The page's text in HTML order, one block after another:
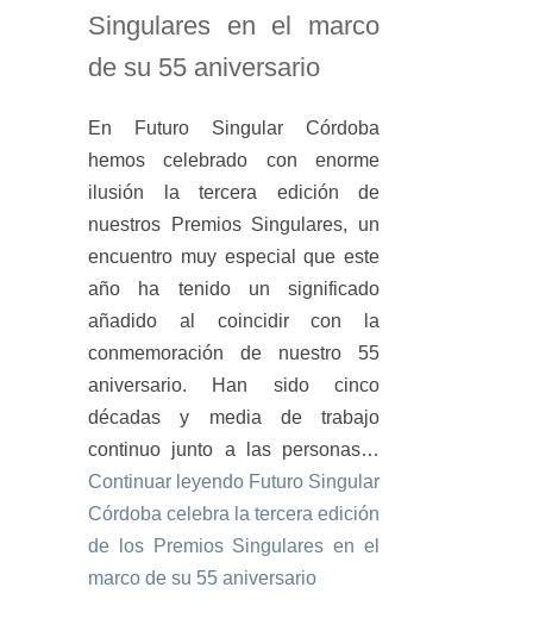
Singulares en el marco
de su 55 aniversario
En Futuro Singular Córdoba
hemos celebrado con enorme
ilusión la tercera edición de
nuestros Premios Singulares, un
encuentro muy especial que este
año ha tenido un significado
añadido al coincidir con la
conmemoración de nuestro 55
aniversario. Han sido cinco
décadas y media de trabajo
continuo junto a las personas…
Continuar leyendo Futuro Singular
Córdoba celebra la tercera edición
de los Premios Singulares en el
marco de su 55 aniversario